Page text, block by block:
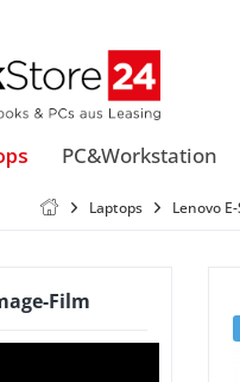
PC&Workstation
Laptops Lenovo
Film